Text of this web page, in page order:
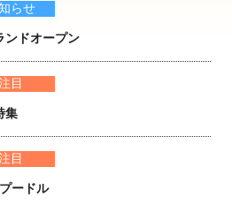
らせ
ンドオープン
目
集
目
ードル